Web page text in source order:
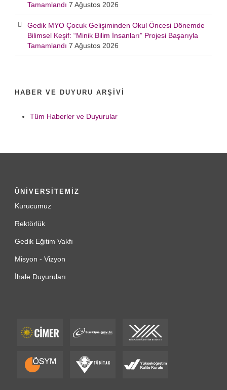
Tamamlandı 7 Ağustos 2026
Gedik MYO Çocuk Gelişiminden Okul Öncesi Dönemde
Bilimsel Keşif: “Minik Bilim İnsanları” Projesi Başarıyla
Tamamlandı 7 Ağustos 2026
HABER VE DUYURU ARŞIVI
Tüm Haberler ve Duyurular
ÜNİVERSİTEMİZ
Kurucumuz
Rektörlük
Gedik Eğitim Vakfı
Misyon - Vizyon
İhale Duyuruları